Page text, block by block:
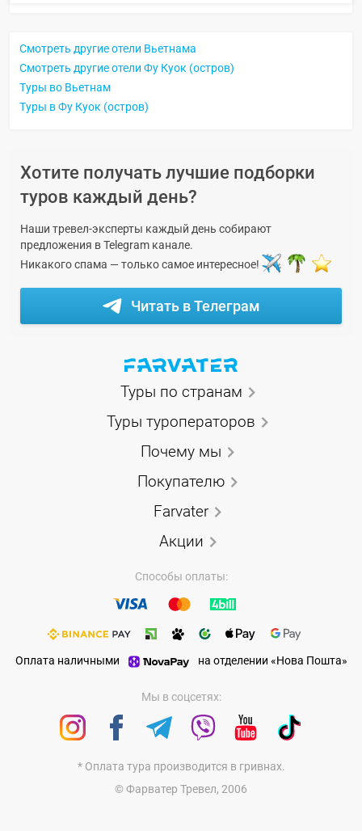
Смотреть другие отели Вьетнама
Смотреть другие отели Фу Куок (остров)
Туры во Вьетнам
Туры в Фу Куок (остров)
Хотите получать лучшие подборки
туров каждый день?
Наши тревел-эксперты каждый день собирают
предложения в Telegram канале.
Никакого спама — только самое интересное!
Читать в Телеграм
Туры по странам
Туры туроператоров
Почему мы
Покупателю
Farvater
Акции
Способы оплаты:
Оплата наличными на отделении «Нова Пошта»
Мы в соцсетях:
* Оплата тура производится в гривнах.
© Фарватер Тревел, 2006